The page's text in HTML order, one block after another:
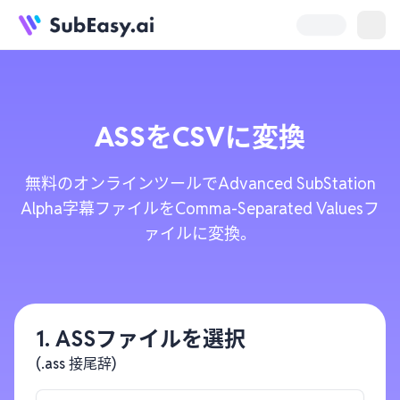
ASSをCSVに変換
無料のオンラインツールでAdvanced SubStation
Alpha字幕ファイルをComma-Separated Valuesフ
ァイルに変換。
1. ASSファイルを選択
(.ass 接尾辞)